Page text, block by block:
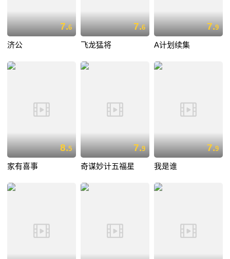
7.6
济公
7.6
飞龙猛将
7.9
A计划续集
8.5
家有喜事
7.9
奇谋妙计五福星
7.9
我是谁